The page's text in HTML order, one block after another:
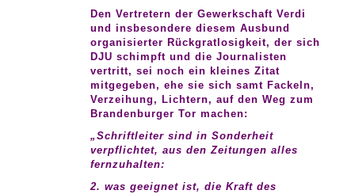
Den Vertretern der Gewerkschaft Verdi
und insbesondere diesem Ausbund
organisierter Rückgratlosigkeit, der sich
DJU schimpft und die Journalisten
vertritt, sei noch ein kleines Zitat
mitgegeben, ehe sie sich samt Fackeln,
Verzeihung, Lichtern, auf den Weg zum
Brandenburger Tor machen:
„Schriftleiter sind in Sonderheit
verpflichtet, aus den Zeitungen alles
fernzuhalten:
2. was geeignet ist, die Kraft des